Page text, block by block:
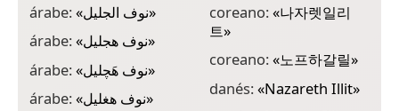
árabe:«نوف الجليل»
árabe:«نوف هجليل»
árabe:«نوف هَچليل»
árabe:«نوف هغليل»
coreano:«나자렛일리
트»
coreano:«노프하갈릴»
danés:«Nazareth Illit»